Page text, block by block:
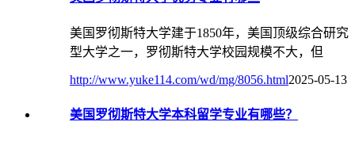
美国罗彻斯特大学建于1850年，美国顶级综合研究
型大学之一，罗彻斯特大学校园规模不大，但
http://www.yuke114.com/wd/mg/8056.html2025-05-13
美国罗彻斯特大学本科留学专业有哪些？